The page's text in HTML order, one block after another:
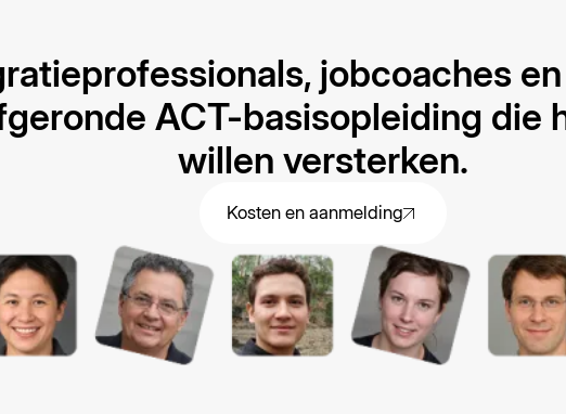
jobcoaches
ACT-basisopleiding die
willen versterken.
Kosten en aanmelding